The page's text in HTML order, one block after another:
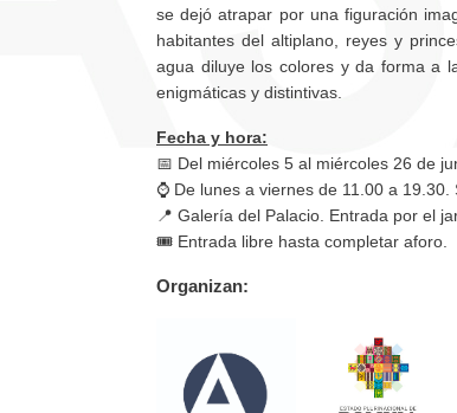
se dejó atrapar por una figuración
habitantes del altiplano, reyes y
agua diluye los colores y da forma a
enigmáticas y distintivas.
Fecha y hora:
📅 Del miércoles 5 al miércoles 26 de
⌚ De lunes a viernes de 11.00 a
📍 Galería del Palacio. Entrada por el
🎟️ Entrada libre hasta completar aforo.
Organizan: